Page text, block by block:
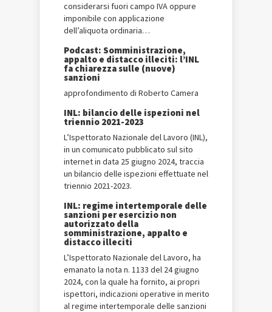
considerarsi fuori campo IVA oppure
imponibile con applicazione
dell’aliquota ordinaria…
Podcast: Somministrazione,
appalto e distacco illeciti: l’INL
fa chiarezza sulle (nuove)
sanzioni
approfondimento di Roberto Camera
INL: bilancio delle ispezioni nel
triennio 2021-2023
L’Ispettorato Nazionale del Lavoro (INL),
in un comunicato pubblicato sul sito
internet in data 25 giugno 2024, traccia
un bilancio delle ispezioni effettuate nel
triennio 2021-2023.
INL: regime intertemporale delle
sanzioni per esercizio non
autorizzato della
somministrazione, appalto e
distacco illeciti
L’Ispettorato Nazionale del Lavoro, ha
emanato la nota n. 1133 del 24 giugno
2024, con la quale ha fornito, ai propri
ispettori, indicazioni operative in merito
al regime intertemporale delle sanzioni